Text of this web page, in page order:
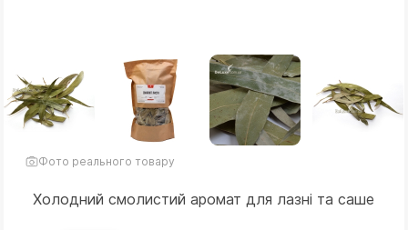
Фото реального товару
Холодний смолистий аромат для лазні та саше